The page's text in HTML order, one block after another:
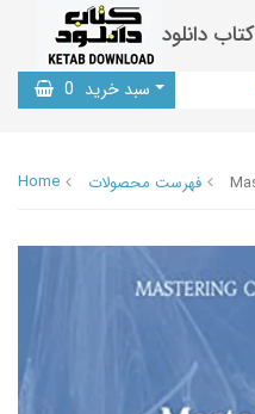
کتاب دانلود
سبد خرید 0
Home فهرست محصولات